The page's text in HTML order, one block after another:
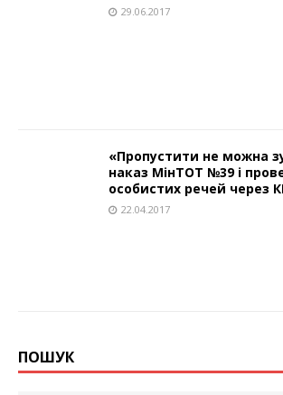
29.06.2017
«Пропустити не можна
наказ МінТОТ №39 і
особистих речей через
22.04.2017
ПОШУК